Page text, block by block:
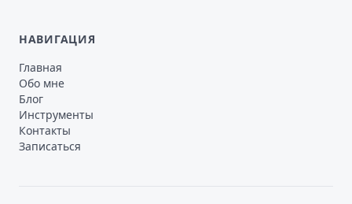
НАВИГАЦИЯ
Главная
Обо мне
Блог
Инструменты
Контакты
Записаться